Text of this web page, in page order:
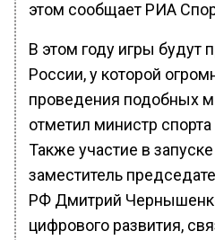
этом сообщает РИА
В этом году игры будут
России, у которой
проведения подобных
отметил министр
Также участие в
заместитель
РФ Дмитрий
цифрового развития,